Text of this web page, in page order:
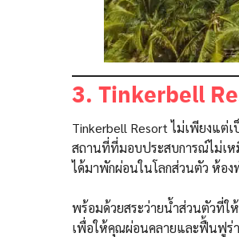
3. Tinkerbell
Tinkerbell Resort ไม่เพียงแต่
สถานที่ที่มอบประสบการณ์ไม่เห
ได้มาพักผ่อนในโลกส่วนตัว ห้อ
พร้อมด้วยสระว่ายน้ำส่วนตัวที่ใ
เพื่อให้คุณผ่อนคลายและฟื้นฟูร่า